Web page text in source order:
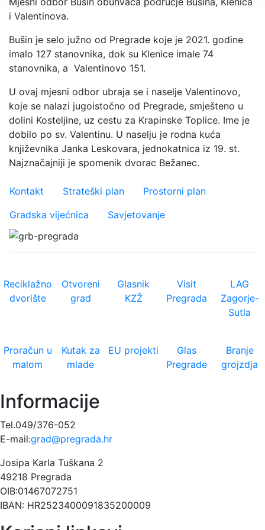
i Valentinova.
Bušin je selo južno od Pregrade koje je 2021. godine
imalo 127 stanovnika, dok su Klenice imale 74
stanovnika, a Valentinovo 151.
U ovaj mjesni odbor ubraja se i naselje Valentinovo,
koje se nalazi jugoistočno od Pregrade, smješteno u
dolini Kosteljine, uz cestu za Krapinske Toplice. Ime je
dobilo po sv. Valentinu. U naselju je rodna kuća
književnika Janka Leskovara, jednokatnica iz 19. st.
Najznačajniji je spomenik dvorac Bežanec.
Važniji linkovi
Kontakt Strateški plan
Prostorni plan
Gradska vijećnica
Savjetovanje
Reciklažno
dvorište
Otvoreni
grad
Glasnik
KZŽ
Visit
Pregrada
LAG
Zagorje-
Sutla
Proračun u
malom
Kutak za
mlade
EU projekti
Glas
Pregrade
Branje
grojzdja
Informacije
Tel.049/376-052
E-mail:grad@pregrada.hr
Josipa Karla Tuškana 2
49218 Pregrada
OIB:01467072751
IBAN: HR2523400091835200009